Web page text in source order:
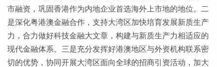
市融资，巩固香港作为内地企业首选海外上市地的地位。二
是深化粤港澳金融合作，支持大湾区加快培育发展新质生产
力，合力做好科技金融大文章，构建与新质生产力相适应的
现代金融体系。三是充分发挥好港澳地区与外资机构联系密
切的优势，协同开展大湾区面向全球的招商引资活动，加大